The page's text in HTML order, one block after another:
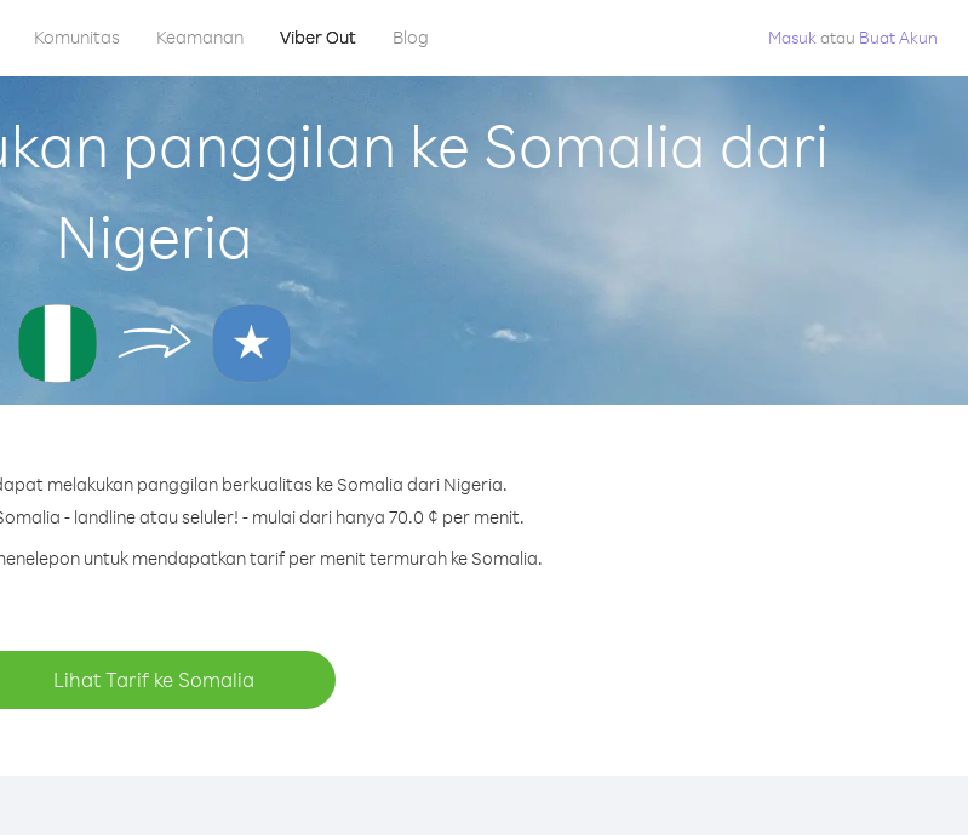
Komunitas Keamanan Viber Out Blog Masuk atau Buat Akun
panggilan ke Somalia dari
Nigeria
melakukan panggilan berkualitas ke Somalia dari Nigeria.
- landline atau seluler! - mulai dari hanya 70.0 ¢ per menit.
untuk mendapatkan tarif per menit termurah ke Somalia.
Lihat Tarif ke Somalia